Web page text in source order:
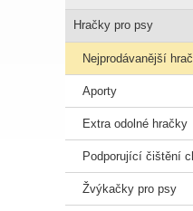
Hračky pro psy
Nejprodávanější
Aporty
Extra odolné hračky
Podporující čištění
Žvýkačky pro psy